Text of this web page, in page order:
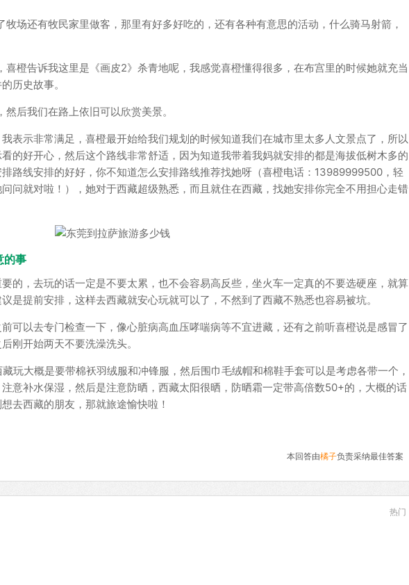
场还有牧民家里做客，那里有好多好吃的，还有各种有意思的活动，什么骑马射箭，
橙告诉我这里是《画皮2》杀青地呢，我感觉喜橙懂得很多，在布宫里的时候她就充当
历史故事。
后我们在路上依旧可以欣赏美景。
表示非常满足，喜橙最开始给我们规划的时候知道我们在城市里太多人文景点了，所以
的好开心，然后这个路线非常舒适，因为知道我带着我妈就安排的都是海拔低树木多的
路线安排的好好，你不知道怎么安排路线推荐找她呀（喜橙电话：13989999500，轻
问就对啦！），她对于西藏超级熟悉，而且就住在西藏，找她安排你完全不用担心走错
的事
的，去玩的话一定是不要太累，也不会容易高反些，坐火车一定真的不要选硬座，就算
是提前安排，这样去西藏就安心玩就可以了，不然到了西藏不熟悉也容易被坑。
可以去专门检查一下，像心脏病高血压哮喘病等不宜进藏，还有之前听喜橙说是感冒了
刚开始两天不要洗澡洗头。
玩大概是要带棉袄羽绒服和冲锋服，然后围巾毛绒帽和棉鞋手套可以是考虑各带一个，
意补水保湿，然后是注意防晒，西藏太阳很晒，防晒霜一定带高倍数50+的，大概的话
去西藏的朋友，那就旅途愉快啦！
本回答由橘子负责采纳最佳答案
热门